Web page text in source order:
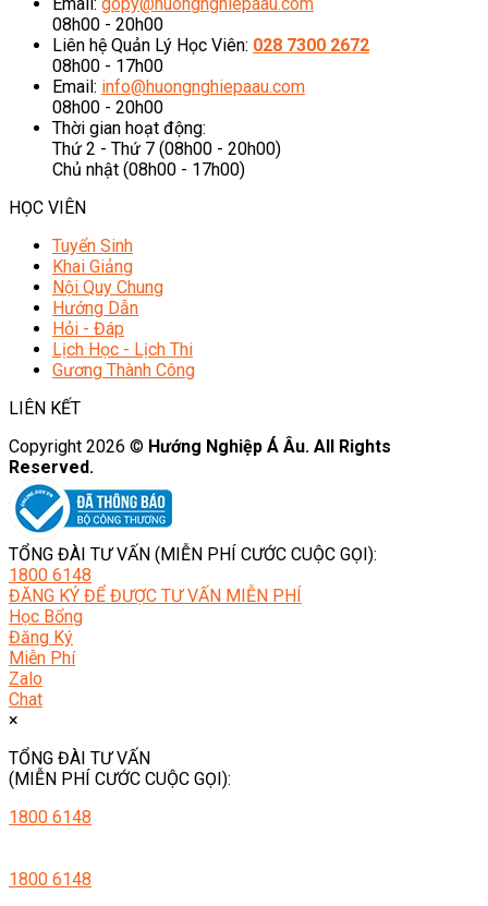
Email: gopy@huongnghiepaau.com
08h00 - 20h00
Liên hệ Quản Lý Học Viên: 028 7300 2672
08h00 - 17h00
Email: info@huongnghiepaau.com
08h00 - 20h00
Thời gian hoạt động:
Thứ 2 - Thứ 7 (08h00 - 20h00)
Chủ nhật (08h00 - 17h00)
HỌC VIÊN
Tuyển Sinh
Khai Giảng
Nội Quy Chung
Hướng Dẫn
Hỏi - Đáp
Lịch Học - Lịch Thi
Gương Thành Công
LIÊN KẾT
Copyright 2026 © Hướng Nghiệp Á Âu. All Rights
Reserved.
TỔNG ĐÀI TƯ VẤN (MIỄN PHÍ CƯỚC CUỘC GỌI):
1800 6148
ĐĂNG KÝ ĐỂ ĐƯỢC TƯ VẤN MIỄN PHÍ
Học Bổng
Đăng Ký
Miễn Phí
Zalo
Chat
×
TỔNG ĐÀI TƯ VẤN
(MIỄN PHÍ CƯỚC CUỘC GỌI):
1800 6148
1800 6148